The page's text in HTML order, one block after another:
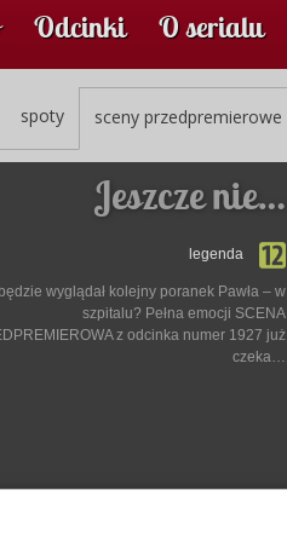
Odcinki O serialu
sceny przedpremierowe
spoty
Jeszcze nie…
legenda
wyglądał kolejny poranek Pawła – w
szpitalu? Pełna emocji SCENA
z odcinka numer 1927 już
czeka…